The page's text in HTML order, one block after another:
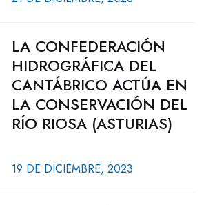
LA CONFEDERACIÓN
HIDROGRÁFICA DEL
CANTÁBRICO ACTÚA EN
LA CONSERVACIÓN DEL
RÍO RIOSA (ASTURIAS)
19 DE DICIEMBRE, 2023